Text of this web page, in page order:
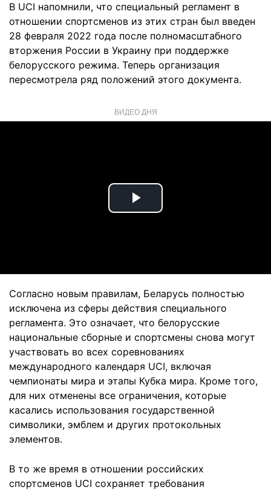
В UCI напомнили, что специальный регламент в
отношении спортсменов из этих стран был введен
28 февраля 2022 года после полномасштабного
вторжения России в Украину при поддержке
белорусского режима. Теперь организация
пересмотрела ряд положений этого документа.
ВИДЕО ДНЯ
Play
Согласно новым правилам, Беларусь полностью
исключена из сферы действия специального
регламента. Это означает, что белорусские
национальные сборные и спортсмены снова могут
участвовать во всех соревнованиях
международного календаря UCI, включая
чемпионаты мира и этапы Кубка мира. Кроме того,
для них отменены все ограничения, которые
касались использования государственной
символики, эмблем и других протокольных
элементов.
В то же время в отношении российских
спортсменов UCI сохраняет требования